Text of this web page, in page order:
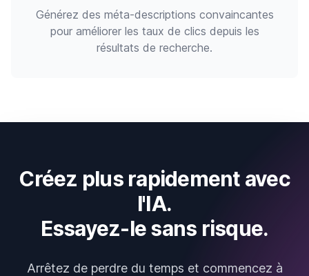
Générez des méta-descriptions convaincantes
pour améliorer les taux de clics depuis les
résultats de recherche.
Créez plus rapidement avec
l'IA.
Essayez-le sans risque.
Arrêtez de perdre du temps et commencez à